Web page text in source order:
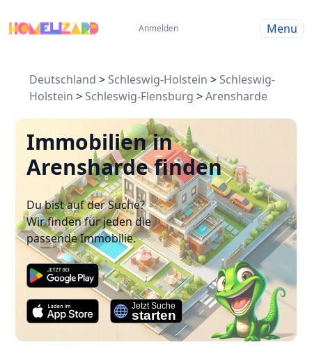
Anmelden Menu
Deutschland > Schleswig-Holstein > Schleswig-
Holstein > Schleswig-Flensburg >Arensharde
Immobilien in
Arensharde finden
Du bist auf der Suche?
Wir finden für jeden die
passende Immobilie.